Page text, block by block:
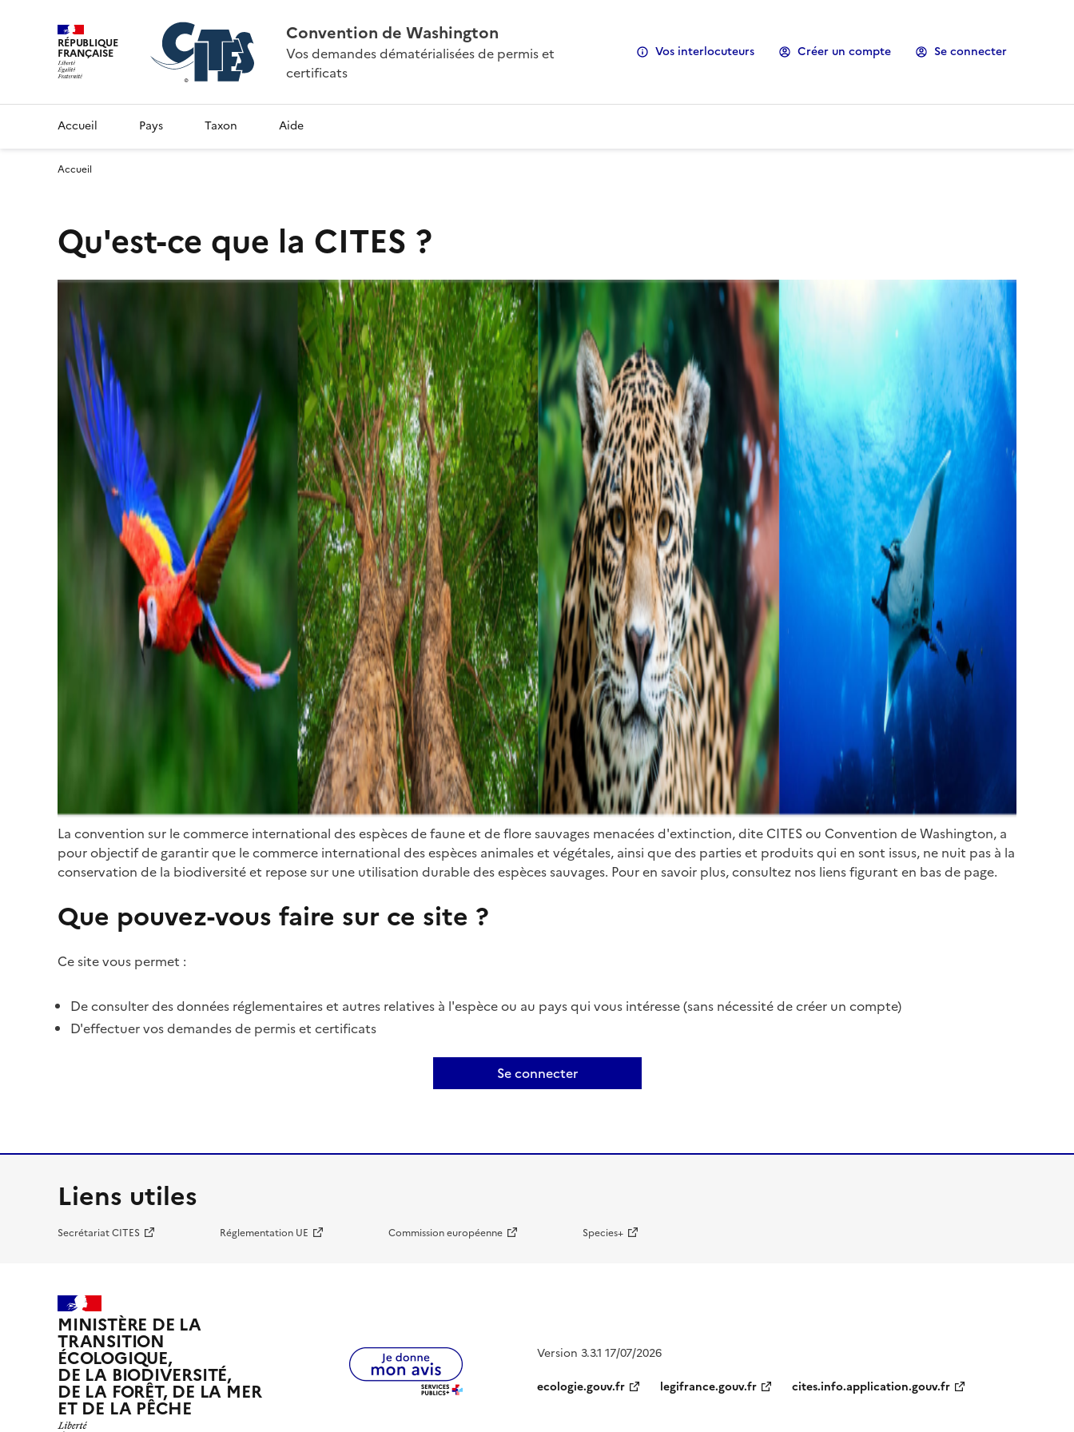
RÉPUBLIQUE
FRANÇAISE
Convention de Washington
Vos demandes dématérialisées de permis et
certificats
Vos interlocuteurs Créer un compte Se connecter
Accueil Pays Taxon Aide
Accueil
Qu'est-ce que la CITES ?
La convention sur le commerce international des espèces de faune et de flore sauvages menacées d'extinction, dite CITES ou Convention de Washington, a
pour objectif de garantir que le commerce international des espèces animales et végétales, ainsi que des parties et produits qui en sont issus, ne nuit pas à la
conservation de la biodiversité et repose sur une utilisation durable des espèces sauvages. Pour en savoir plus, consultez nos liens figurant en bas de page.
Que pouvez-vous faire sur ce site ?
Ce site vous permet :
De consulter des données réglementaires et autres relatives à l'espèce ou au pays qui vous intéresse (sans nécessité de créer un compte)
D'effectuer vos demandes de permis et certificats
Se connecter
Liens utiles
Secrétariat CITES Réglementation UE Commission européenne Species+
MINISTÈRE DE LA
TRANSITION
ÉCOLOGIQUE,
DE LA BIODIVERSITÉ,
DE LA FORÊT, DE LA MER
ET DE LA PÊCHE
Version 3.3.1 17/07/2026
ecologie.gouv.fr
legifrance.gouv.fr cites.info.application.gouv.fr